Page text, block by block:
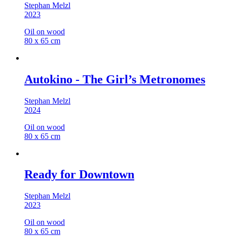
Stephan Melzl
2023
Oil on wood
80 x 65 cm
Autokino - The Girl’s Metronomes
Stephan Melzl
2024
Oil on wood
80 x 65 cm
Ready for Downtown
Stephan Melzl
2023
Oil on wood
80 x 65 cm